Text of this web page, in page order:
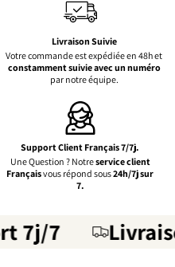
Livraison Suivie
Votre commande est expédiée en 48h et
constamment suivie avec un numéro
par notre équipe.
Support Client Français 7/7j.
Une Question ? Notreservice client
Françaisvous répond sous24h/7j sur
7.
Livraison